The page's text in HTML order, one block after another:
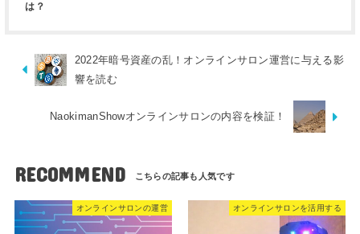
は？
2022年暗号資産の乱！オンラインサロン運営に与える影
響を読む
NaokimanShowオンラインサロンの内容を検証！
RECOMMEND
オンラインサロンの運営 オンラインサロンを活用する